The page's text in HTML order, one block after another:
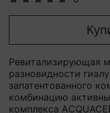
Ревитализирующая
разновидности
запатентованного
комбинацию
комплекса